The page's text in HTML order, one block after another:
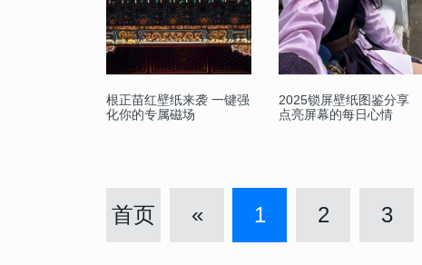
根正苗红壁纸来袭 一键强
化你的专属磁场
2025锁屏壁纸图鉴分享
点亮屏幕的每日心情
首页 « 1 2 3